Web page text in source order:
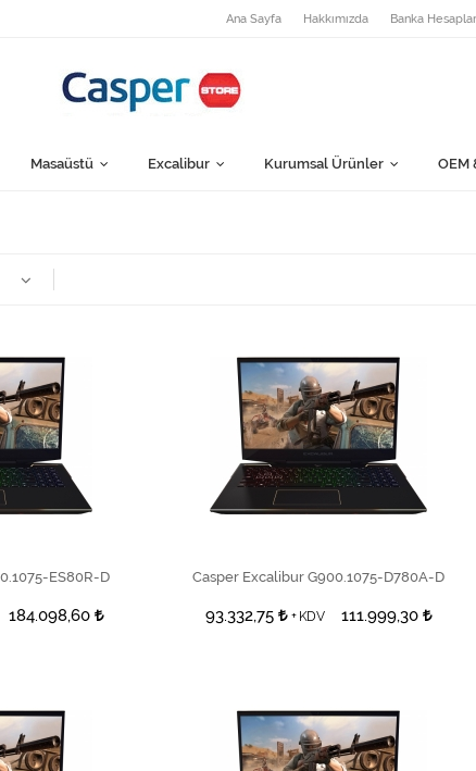
Ana Sayfa Hakkımızda Banka
Masaüstü Excalibur Kurumsal Ürünler OEM
ES80R-D
184.098,60
SEPETE EKLE
Casper Excalibur G900.1075-D780A-D
93.332,75 + KDV 111.999,30